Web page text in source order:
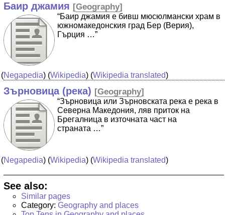
Баир джамия [Geography]
“Баир джамия е бивш мюсюлмански храм в
южномакедонския град Бер (Верия),
Гърция …”
(Negapedia) (Wikipedia) (Wikipedia translated)
Зърновица (река) [Geography]
“Зърновица или Зърновската река е река в
Северна Македония, ляв приток на
Брегалница в източната част на
страната …”
(Negapedia) (Wikipedia) (Wikipedia translated)
See also:
Similar pages
Category: Geography and places